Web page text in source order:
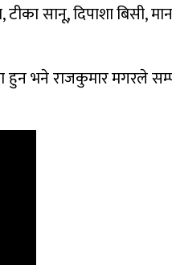
सानू, दिपाशा बिसी,
हुन भने राजकुमार मगरले